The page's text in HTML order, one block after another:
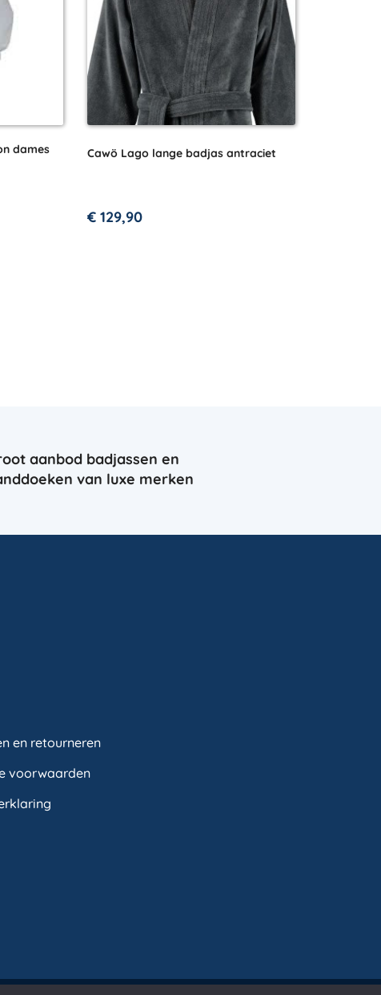
dames
Cawö Lago lange badjas antraciet
€ 129,90
aanbod badjassen en
van luxe merken
en retourneren
voorwaarden